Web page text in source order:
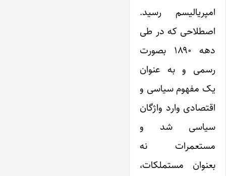
امپریالیسم رسید.
اصطلاحی که در طی
دهه ۱۸۹۰‌ بصورت
رسمی ‌و به عنوان
یک مفهوم‌ سیاسی و
اقتصادی وارد واژگان
سیاسی شد و
مستعمرات نه
بعنوان مستملکات،